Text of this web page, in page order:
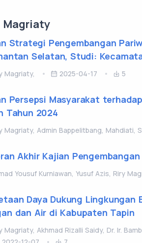
Magriaty
Strategi Pengembangan
Selatan, Studi:
Magriaty, 2025-04-17 5
Persepsi Masyarakat
Tahun 2024
Magriaty, Admin Bappelitbang, Mahdiati,
Akhir Kajian
Yousuf Kurniawan, Yusuf Azis, Riry
Daya Dukung Lingkungan
dan Air di Kabupaten Tapin
Magriaty, Akhmad Rizalli Saidy, Dr. Ir.